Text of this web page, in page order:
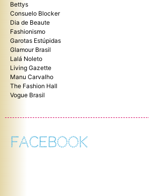
Bettys
Consuelo Blocker
Dia de Beaute
Fashionismo
Garotas Estúpidas
Glamour Brasil
Lalá Noleto
Living Gazette
Manu Carvalho
The Fashion Hall
Vogue Brasil
FACEBOOK